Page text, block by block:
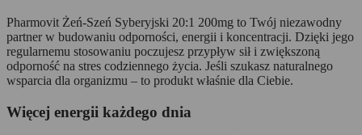
Pharmovit Żeń-Szeń Syberyjski 20:1 200mg to Twój niezawodny
partner w budowaniu odporności, energii i koncentracji. Dzięki jego
regularnemu stosowaniu poczujesz przypływ sił i zwiększoną
odporność na stres codziennego życia. Jeśli szukasz naturalnego
wsparcia dla organizmu – to produkt właśnie dla Ciebie.
Więcej energii każdego dnia